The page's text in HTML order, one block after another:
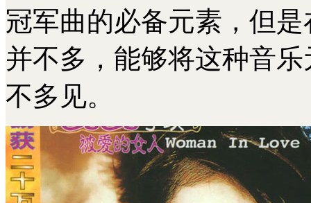
冠军曲的必备元素，但
并不多，能够将这种音
不多见。